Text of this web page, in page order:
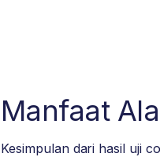
Manfaat
Kesimpulan dari hasil uji